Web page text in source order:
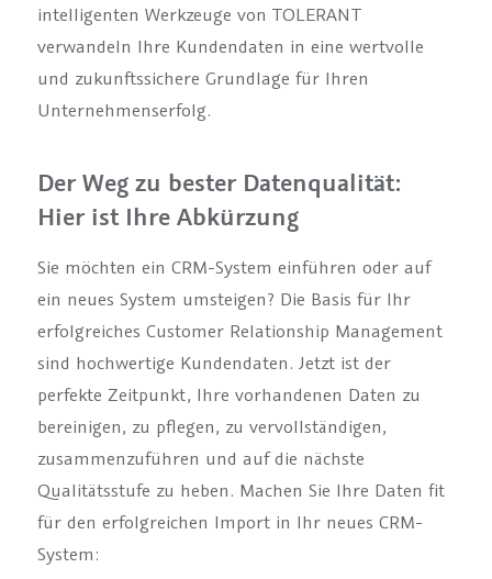
intelligenten Werkzeuge von TOLERANT
verwandeln Ihre Kundendaten in eine wertvolle
und zukunftssichere Grundlage für Ihren
Unternehmenserfolg.
Der Weg zu bester Datenqualität:
Hier ist Ihre Abkürzung
Sie möchten ein CRM-System einführen oder auf
ein neues System umsteigen? Die Basis für Ihr
erfolgreiches Customer Relationship Management
sind hochwertige Kundendaten. Jetzt ist der
perfekte Zeitpunkt, Ihre vorhandenen Daten zu
bereinigen, zu pflegen, zu vervollständigen,
zusammenzuführen und auf die nächste
Qualitätsstufe zu heben. Machen Sie Ihre Daten fit
für den erfolgreichen Import in Ihr neues CRM-
System: